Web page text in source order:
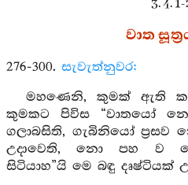
වාත
276-300. සැවැත්නුවර:
මහණෙනි, කුමක් ඇති
කුමකට පිවිස “වාතයෝ
ගලාබසිති, ගැබිනියෝ
උදාවෙති, නො පහ ව
සිටියාහ”යි මෙ බඳු දෘෂ්ටියක්